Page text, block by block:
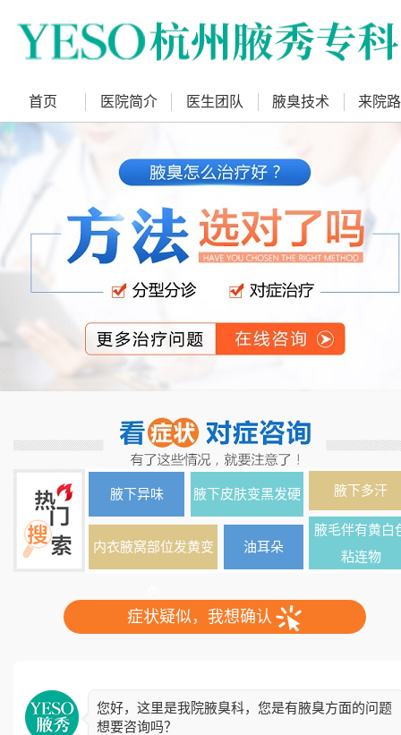
首页 医院简介 医生团队 腋臭技术 来院
腋下异味 腋下皮肤变黑发硬 腋下多汗
内衣腋窝部位发黄变 油耳朵
腋毛伴有黄白
粘连物
症状疑似，我想确认
您好，这里是我院腋臭科，您是有腋臭方面的问题
想要咨询吗？